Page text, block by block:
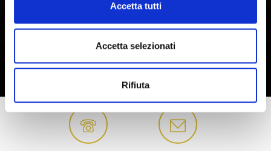
Accetta tutti
Accetta selezionati
Rifiuta